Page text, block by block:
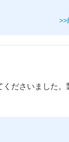
>>
ださいました